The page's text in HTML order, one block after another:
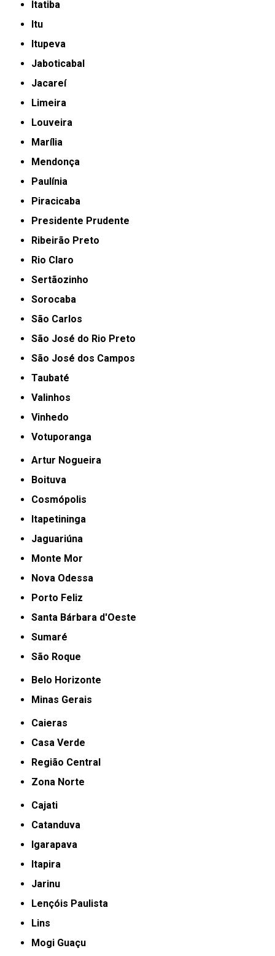
Itatiba
Itu
Itupeva
Jaboticabal
Jacareí
Limeira
Louveira
Marília
Mendonça
Paulínia
Piracicaba
Presidente Prudente
Ribeirão Preto
Rio Claro
Sertãozinho
Sorocaba
São Carlos
São José do Rio Preto
São José dos Campos
Taubaté
Valinhos
Vinhedo
Votuporanga
Artur Nogueira
Boituva
Cosmópolis
Itapetininga
Jaguariúna
Monte Mor
Nova Odessa
Porto Feliz
Santa Bárbara d'Oeste
Sumaré
São Roque
Belo Horizonte
Minas Gerais
Caieras
Casa Verde
Região Central
Zona Norte
Cajati
Catanduva
Igarapava
Itapira
Jarinu
Lençóis Paulista
Lins
Mogi Guaçu